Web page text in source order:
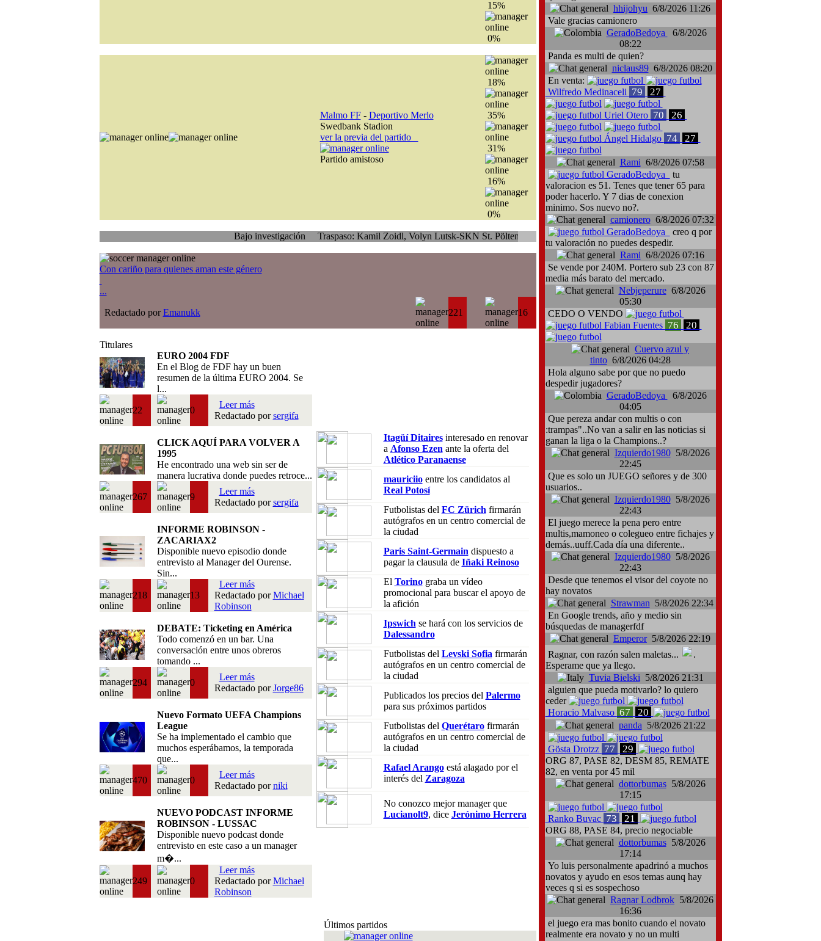
15%
0%
Malmo FF- Deportivo Merlo
Swedbank Stadion
ver la previa del partido
Partido amistoso
18%
35%
31%
16%
0%
Bajo investigación Traspaso: Kamil Zoidl, Volyn Lutsk-SKN St. Pölten Traspaso: Giampieri Cusinato, Cádiz-Cagliari
Con cariño para quienes aman este género
...
Redactado porEmanukk 221 16
Titulares
EURO 2004 FDF
En el Blog de FDF hay un buen
resumen de la última EURO 2004. Se
l...
22 0
Leer más
Redactado porsergifa
CLICK AQUÍ PARA VOLVER A
1995
He encontrado una web sin ser de
manera lucrativa donde puedes retroce...
267 9
Leer más
Redactado porsergifa
INFORME ROBINSON -
ZACARIAX2
Disponible nuevo episodio donde
entrevisto al Manager del Ourense.
Sin...
218 13
Leer más
Redactado porMichael
Robinson
DEBATE: Ticketing en América
Todo comenzó en un bar. Una
conversación entre unos obreros
tomando ...
294 0
Leer más
Redactado porJorge86
Nuevo Formato UEFA Champions
League
Se ha implementado el cambio que
muchos esperábamos, la temporada
que...
470 0
Leer más
Redactado porniki
NUEVO PODCAST INFORME
ROBINSON - LUSSAC
Disponible nuevo podcast donde
entrevisto en este caso a un manager
m�...
249 0
Leer más
Redactado porMichael
Robinson
Itagüí Ditairesinteresado en renovar
a Afonso Ezen ante la oferta del
Atlético Paranaense
mauriciioentre los candidatos al
Real Potosí
Futbolistas del FC Zürich firmarán
autógrafos en un centro comercial de
la ciudad
Paris Saint-Germain dispuesto a
pagar la clausula de Iñaki Reinoso
El Torinograba un vídeo
promocional para buscar el apoyo de
la afición
Ipswich se hará con los servicios de
Dalessandro
Futbolistas del Levski Sofia firmarán
autógrafos en un centro comercial de
la ciudad
Publicados los precios del Palermo
para sus próximos partidos
Futbolistas del Querétarofirmarán
autógrafos en un centro comercial de
la ciudad
Rafael Arangoestá alagado por el
interés del Zaragoza
No conozco mejor manager que
Lucianolt9, dice Jerónimo Herrera
Últimos partidos
hhijohyu 6/8/2026 11:26
Vale gracias camionero
GeradoBedoya
6/8/2026
08:22
Panda es multi de quien?
niclaus896/8/2026 08:20
En venta:
Wilfredo Medinaceli 79 27
Uriel Otero 70 26
Ángel Hidalgo 74 27
Rami 6/8/2026 07:58
GeradoBedoya
tu
valoracion es 51. Tenes que tener 65 para
poder hacerlo. Y 7 dias de conexion
minimo. Sos nuevo no?.
camionero6/8/2026 07:32
GeradoBedoya
creo q por
tu valoración no puedes despedir.
Rami 6/8/2026 07:16
Se vende por 240M. Portero sub 23 con 87
media más barato del mercado.
Nebjeperure6/8/2026
05:30
CEDO O VENDO
Fabian Fuentes 76 20
Cuervo azul y
tinto6/8/2026 04:28
Hola alguno sabe por que no puedo
despedir jugadores?
GeradoBedoya
6/8/2026
04:05
Que pereza andar con multis o con
:trampas"..No van a salir en las noticias si
ganan la liga o la Champions..?
Izquierdo19805/8/2026
22:45
Que es solo un JUEGO señores y de 300
usuarios..
Izquierdo19805/8/2026
22:43
El juego merece la pena pero entre
multis,mamoneo o colegueo entre fichajes y
demás..uuff.Cada día una diferente..
Izquierdo19805/8/2026
22:43
Desde que tenemos el visor del coyote no
hay novatos
Strawman 5/8/2026 22:34
En Google trends, año y medio sin
búsquedas de managerfdf
Emperor5/8/2026 22:19
Ragnar, con razón salen maletas...
.
Esperame que ya llego.
Tuvia Bielski 5/8/2026 21:31
alguien que pueda motivarlo? lo quiero
ceder
Horacio Malvaso 67 20
panda 5/8/2026 21:22
Gösta Drotzz 77 29
ORG 87, PASE 82, DESM 85, REMATE
82, en venta por 45 mil
dottorbumas5/8/2026
17:15
Ranko Buvac 73 21
ORG 88, PASE 84, precio negociable
dottorbumas5/8/2026
17:14
Yo luis personalmente apadrinó a muchos
novatos y ayudo en esos temas aunq hay
veces q si es sospechoso
Ragnar Lodbrok 5/8/2026
16:36
el juego era mas bonito cuando el novato
realmente era novato y no un multi